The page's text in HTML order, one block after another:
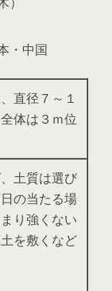
・中国
直径７～１
体は３ｍ位
土質は選び
の当たる場
り強くない
を敷くなど